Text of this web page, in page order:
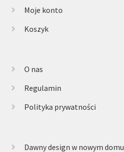
Moje konto
Koszyk
O nas
Regulamin
Polityka prywatności
Dawny design w nowym domu